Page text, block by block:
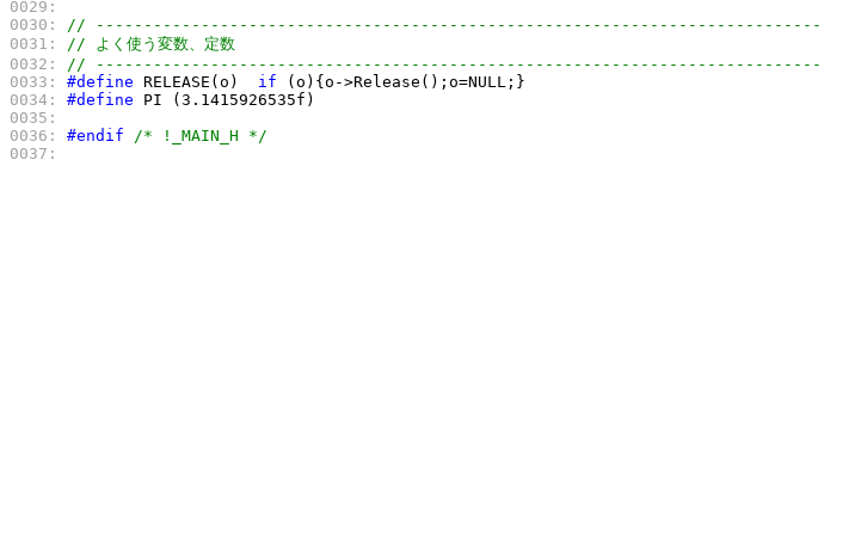
0029:
0030:
// ----------------------------------------------------------------------------
0031:
// よく使う変数、定数
0032:
// ----------------------------------------------------------------------------
0033:
#define RELEASE(o) if
0034:
#define
0035:
0036:
#endif
/* !_MAIN_H */
0037: